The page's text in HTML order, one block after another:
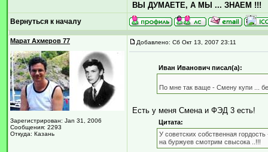
ВЫ ДУМАЕТЕ, А МЫ ... ЗНАЕМ !!!
Вернуться к началу
Марат Ахмеров 77
Зарегистрирован: Jan 31, 2006
Сообщения: 2293
Откуда: Казань
Добавлено: Сб Окт 13, 2007 23:11
Иван Иванович писал(а):
По мне так ваще - Смену купи ...
Есть у меня Смена и ФЭД 3 есть!
Цитата:
У советских собственная гордость
на буржуев смотрим свысока ..!!!